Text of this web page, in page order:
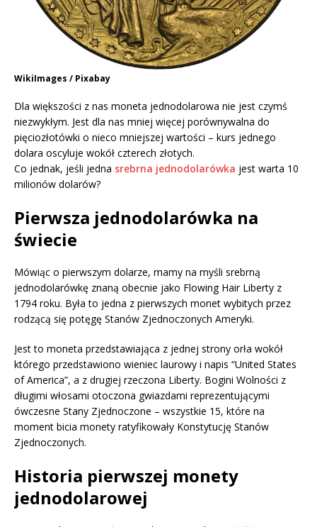
WikiImages / Pixabay
Dla większości z nas moneta jednodolarowa nie jest czymś
niezwykłym. Jest dla nas mniej więcej porównywalna do
pięciozłotówki o nieco mniejszej wartości – kurs jednego
dolara oscyluje wokół czterech złotych.
Co jednak, jeśli jedna srebrna jednodolarówka jest warta 10
milionów dolarów?
Pierwsza jednodolarówka na
świecie
Mówiąc o pierwszym dolarze, mamy na myśli srebrną
jednodolarówkę znaną obecnie jako Flowing Hair Liberty z
1794 roku. Była to jedna z pierwszych monet wybitych przez
rodzącą się potęgę Stanów Zjednoczonych Ameryki.
Jest to moneta przedstawiająca z jednej strony orła wokół
którego przedstawiono wieniec laurowy i napis “United States
of America”, a z drugiej rzeczona Liberty. Bogini Wolności z
długimi włosami otoczona gwiazdami reprezentującymi
ówczesne Stany Zjednoczone – wszystkie 15, które na
moment bicia monety ratyfikowały Konstytucję Stanów
Zjednoczonych.
Historia pierwszej monety
jednodolarowej